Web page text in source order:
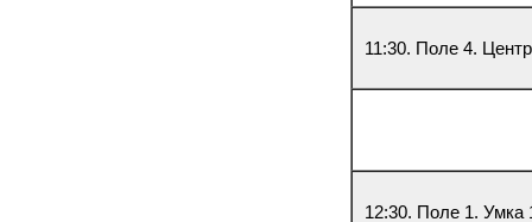
11:30. Поле 4.
12:30. Поле 1. Умка